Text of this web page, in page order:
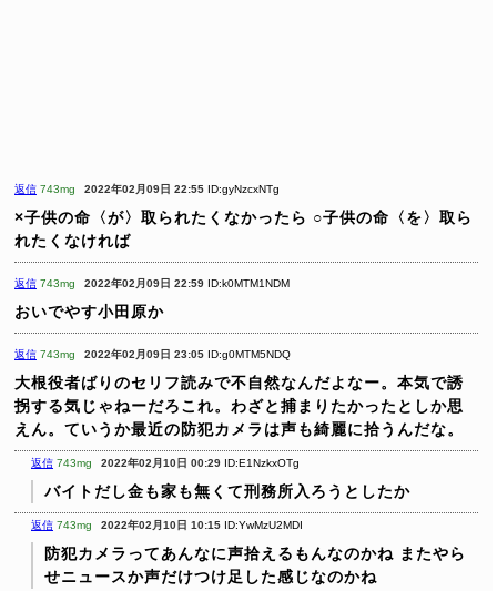
返信 743mg 2022年02月09日 22:55 ID:gyNzcxNTg
×子供の命〈が〉取られたくなかったら ○子供の命〈を〉取ら
れたくなければ
返信 743mg 2022年02月09日 22:59 ID:k0MTM1NDM
おいでやす小田原か
返信 743mg 2022年02月09日 23:05 ID:g0MTM5NDQ
大根役者ばりのセリフ読みで不自然なんだよなー。本気で誘
拐する気じゃねーだろこれ。わざと捕まりたかったとしか思
えん。ていうか最近の防犯カメラは声も綺麗に拾うんだな。
返信 743mg 2022年02月10日 00:29 ID:E1NzkxOTg
バイトだし金も家も無くて刑務所入ろうとしたか
返信 743mg 2022年02月10日 10:15 ID:YwMzU2MDI
防犯カメラってあんなに声拾えるもんなのかね またやら
せニュースか声だけつけ足した感じなのかね